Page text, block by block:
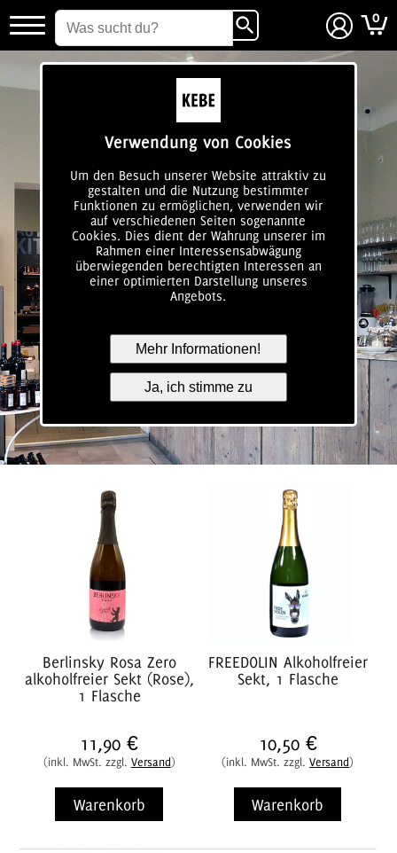
Verwendung von Cookies
Um den Besuch unserer Website attraktiv zu
gestalten und die Nutzung bestimmter
Funktionen zu ermöglichen, verwenden wir
auf verschiedenen Seiten sogenannte
Cookies. Dies dient der Wahrung unserer im
Rahmen einer Interessensabwägung
überwiegenden berechtigten Interessen an
einer optimierten Darstellung unseres
Angebots.
Mehr Informationen!
Ja, ich stimme zu
Berlinsky Rosa Zero
alkoholfreier Sekt (Rose),
1 Flasche
11,90 €
(inkl. MwSt. zzgl. Versand)
Warenkorb
FREEDOLIN Alkoholfreier
Sekt, 1 Flasche
10,50 €
(inkl. MwSt. zzgl.Versand)
Warenkorb
login 0